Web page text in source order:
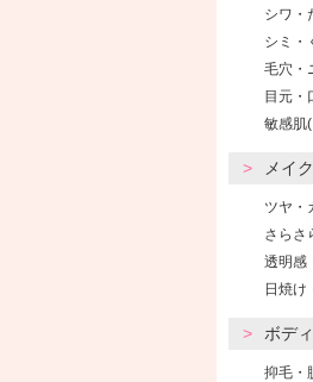
シワ・
シミ・
毛穴・
目元・
敏感肌(
メイ
ツヤ・
さらさ
透明感
日焼け
ボデ
抑毛・